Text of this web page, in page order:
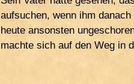
aufsuchen, wenn ihm
heute ansonsten
machte sich auf den Weg in